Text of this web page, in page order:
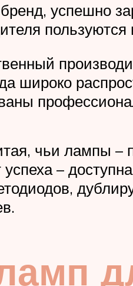
успешно
широко
чьи лампы –
–